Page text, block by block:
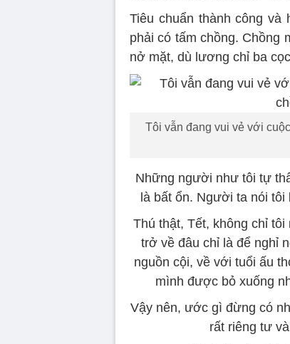
Tiêu chuẩn thành công
phải có tấm chồng. Chồng
nở mặt, dù lương chỉ ba
Tôi vẫn đang vui vẻ với
Những người như tôi tự
là bất ổn. Người ta nói tôi
Thú thật, Tết, không chỉ
trở về đâu chỉ là để nghỉ
nguồn cội, về với tuổi ấu
mình được bỏ xuống
Vậy nên, ước gì đừng có
rất riêng tư